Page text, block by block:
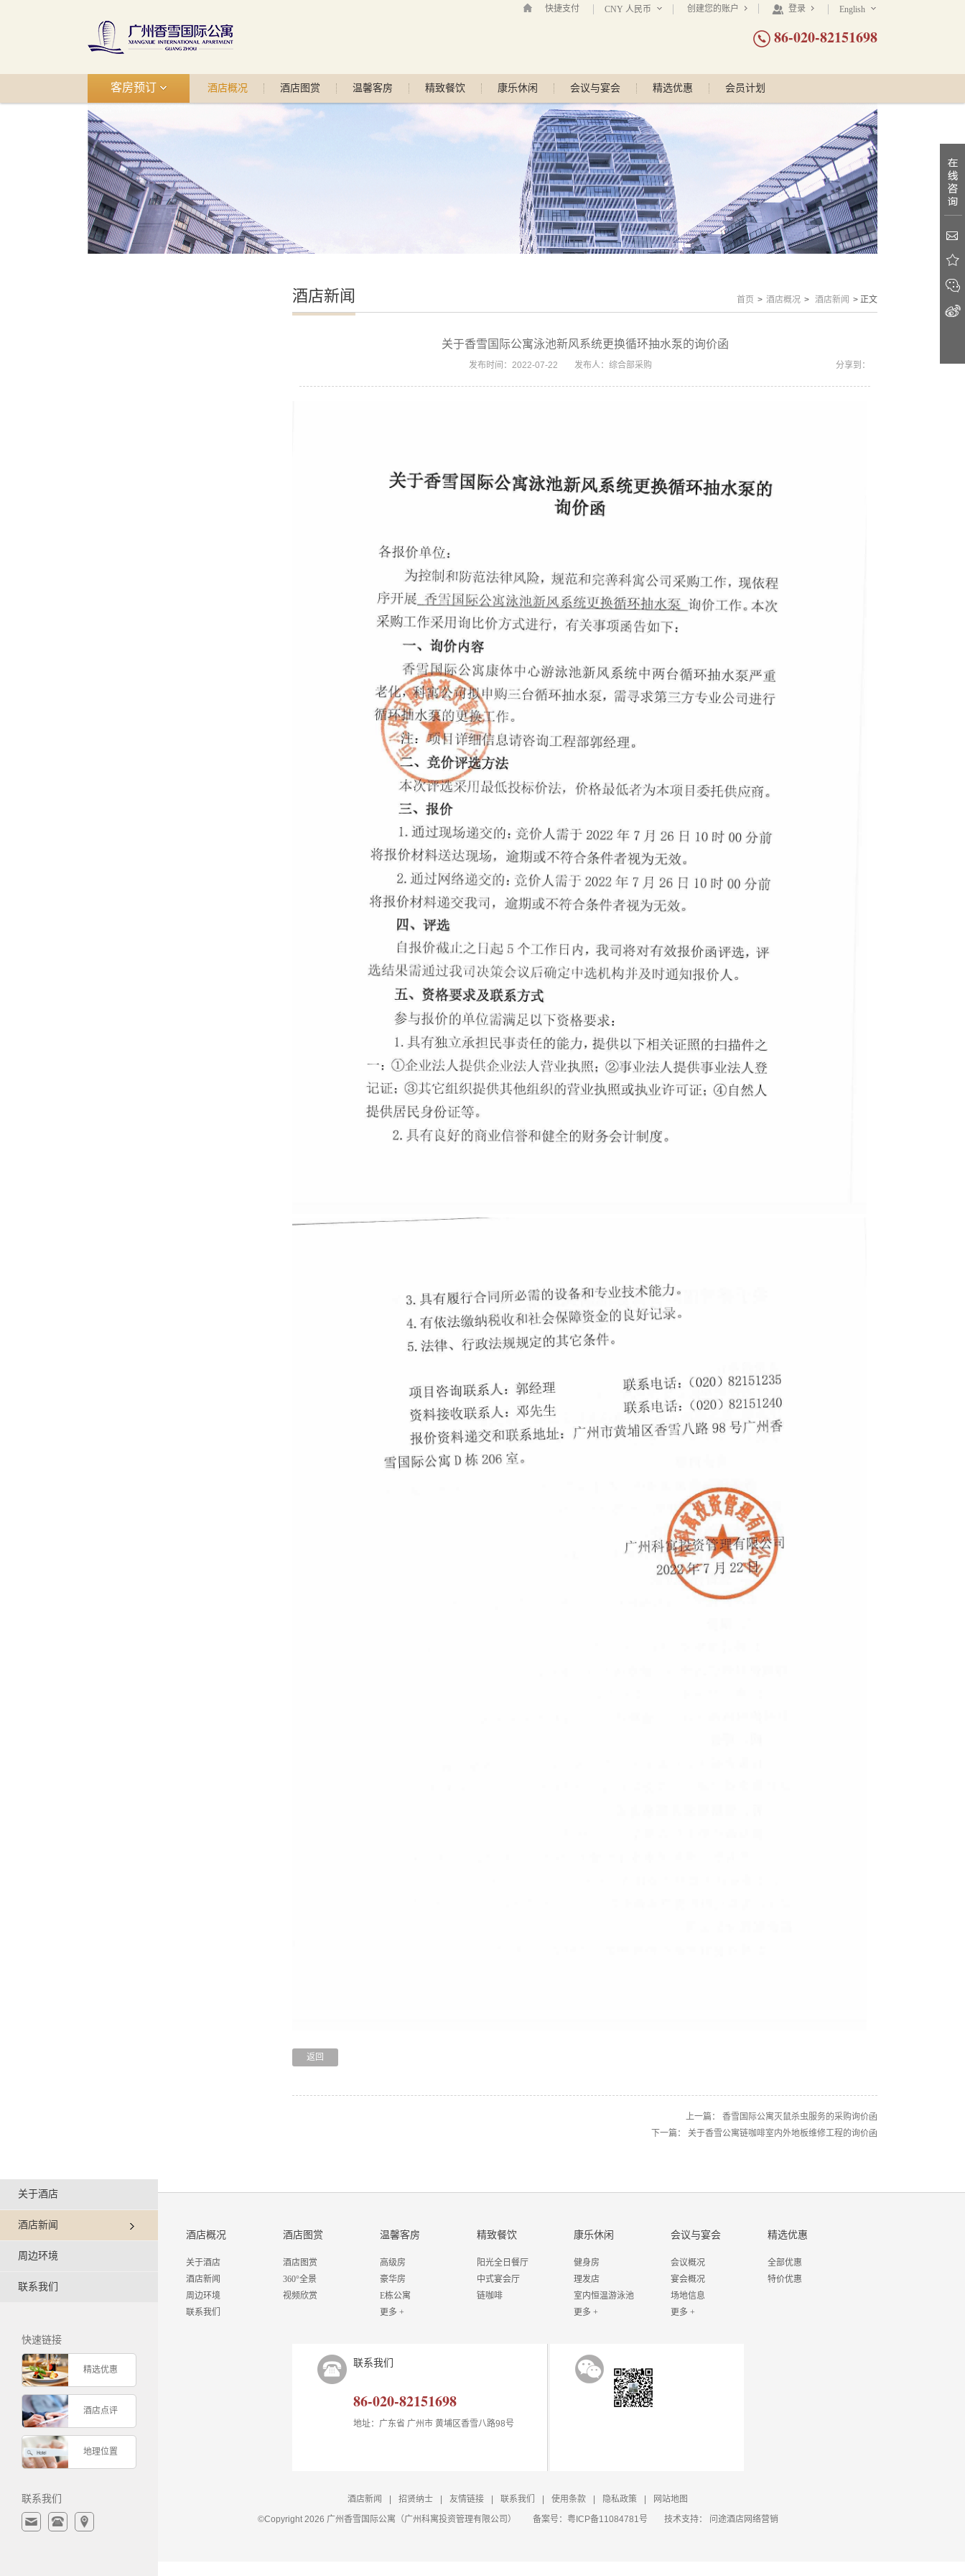
快捷支付 CNY 人民币 创建您的账户 登录 English
86-020-82151698
酒店概况 酒店图赏 温馨客房 精致餐饮 康乐休闲 会议与宴会 精选优惠 会员计划
客房预订
首页 > 酒店概况 > 酒店新闻 > 正文
酒店新闻
关于香雪国际公寓泳池新风系统更换循环抽水泵的询价函
发布时间：2022-07-22 发布人：综合部采购 分享到：
返回
上一篇： 香雪国际公寓灭鼠杀虫服务的采购询价函
下一篇： 关于香雪公寓链咖啡室内外地板维修工程的询价函
关于酒店
酒店新闻
周边环境
联系我们
快速链接
精选优惠
酒店点评
地理位置
联系我们
酒店概况
关于酒店
酒店新闻
周边环境
联系我们
酒店图赏
酒店图赏
360°全景
视频欣赏
温馨客房
高级房
豪华房
E栋公寓
更多 +
精致餐饮
阳光全日餐厅
中式宴会厅
链咖啡
康乐休闲
健身房
理发店
室内恒温游泳池
更多 +
会议与宴会
会议概况
宴会概况
场地信息
更多 +
精选优惠
全部优惠
特价优惠
联系我们
86-020-82151698
地址：广东省 广州市 黄埔区香雪八路98号
酒店新闻 招贤纳士 友情链接 联系我们 使用条款 隐私政策
网站地图
©Copyright 2026 广州香雪国际公寓（广州科寓投资管理有限公司）
备案号： 粤ICP备11084781号 技术支持： 问途酒店网络营销